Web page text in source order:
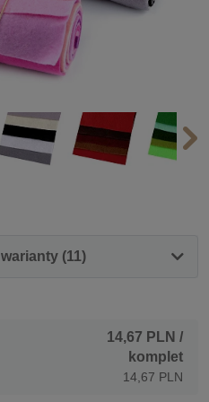
(11)
14,67 PLN /
komplet
14,67 PLN